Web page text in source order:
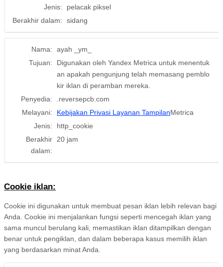
Jenis:
pelacak piksel
Berakhir dalam:
sidang
Nama:
ayah _ym_
Tujuan:
Digunakan oleh Yandex Metrica untuk menentuk
an apakah pengunjung telah memasang pemblo
kir iklan di peramban mereka.
Penyedia:
.reversepcb.com
Melayani:
Kebijakan Privasi Layanan TampilanMetrica
Jenis:
http_cookie
Berakhir
dalam:
20 jam
Cookie iklan:
Cookie ini digunakan untuk membuat pesan iklan lebih relevan bagi
Anda. Cookie ini menjalankan fungsi seperti mencegah iklan yang
sama muncul berulang kali, memastikan iklan ditampilkan dengan
benar untuk pengiklan, dan dalam beberapa kasus memilih iklan
yang berdasarkan minat Anda.